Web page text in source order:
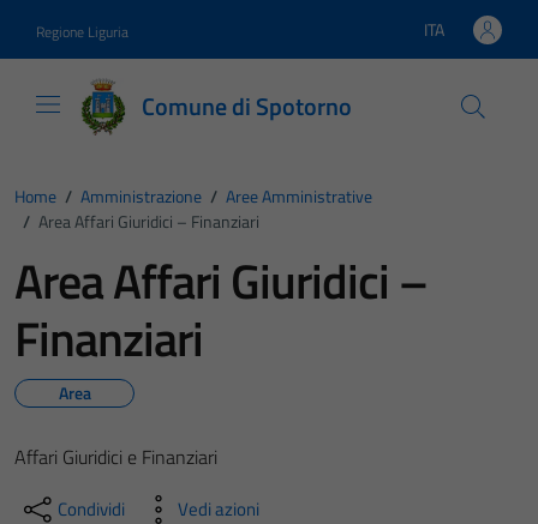
Regione Liguria Lingua attiva:
ITA
Comune di Spotorno
Home / Amministrazione / Aree Amministrative
/ Area Affari Giuridici – Finanziari
Area Affari Giuridici –
Finanziari
Area
Affari Giuridici e Finanziari
Condividi Vedi azioni